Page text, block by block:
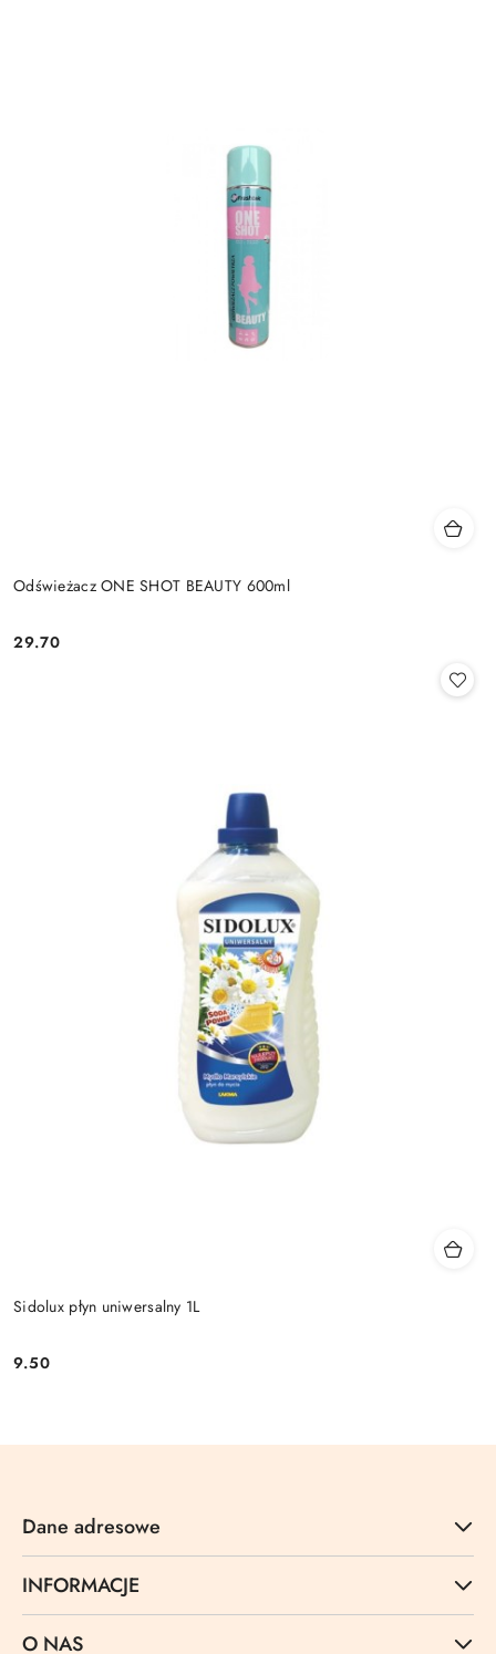
Odświeżacz ONE SHOT BEAUTY 600ml
Cena:
29.70
Sidolux płyn uniwersalny 1L
Cena:
9.50
Dane adresowe
INFORMACJE
O NAS